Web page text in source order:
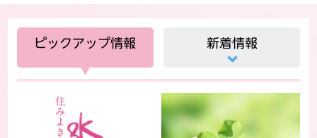
ピックアップ情報 新着情報